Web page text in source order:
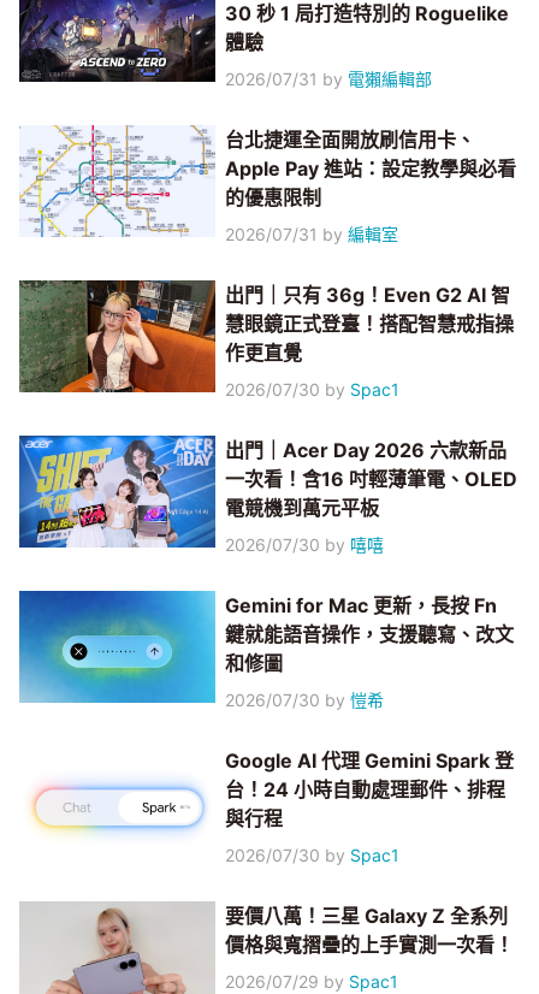
30 秒 1 局打造特別的 Roguelike
體驗
2026/07/31 by 電獺編輯部
台北捷運全面開放刷信用卡、
Apple Pay 進站：設定教學與必看
的優惠限制
2026/07/31 by編輯室
出門｜只有 36g！Even G2 AI 智
慧眼鏡正式登臺！搭配智慧戒指操
作更直覺
2026/07/30 by Spac1
出門｜Acer Day 2026 六款新品
一次看！含16 吋輕薄筆電、OLED
電競機到萬元平板
2026/07/30 by 嘻嘻
Gemini for Mac 更新，長按 Fn
鍵就能語音操作，支援聽寫、改文
和修圖
2026/07/30 by愷希
Google AI 代理 Gemini Spark 登
台！24 小時自動處理郵件、排程
與行程
2026/07/30 by Spac1
要價八萬！三星 Galaxy Z 全系列
價格與寬摺疊的上手實測一次看！
2026/07/29 by Spac1